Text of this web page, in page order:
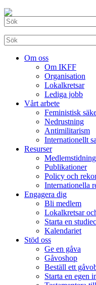
Om oss
Om IKFF
Organisation
Lokalkretsar
Lediga jobb
Vårt arbete
Feministisk
Nedrustning
Antimilitarism
Internationellt
Resurser
Publikationer
Policy och
Internationella
Engagera dig
Bli medlem
Lokalkretsar
Starta en
Kalendariet
Stöd oss
Ge en gåva
Gåvoshop
Beställ ett
Starta en egen